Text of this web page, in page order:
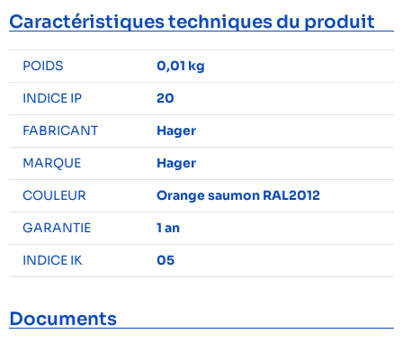
Caractéristiques techniques du produit
POIDS
0,01 kg
INDICE IP
20
FABRICANT
Hager
MARQUE
Hager
COULEUR
Orange saumon RAL2012
GARANTIE
1 an
INDICE IK
05
Documents